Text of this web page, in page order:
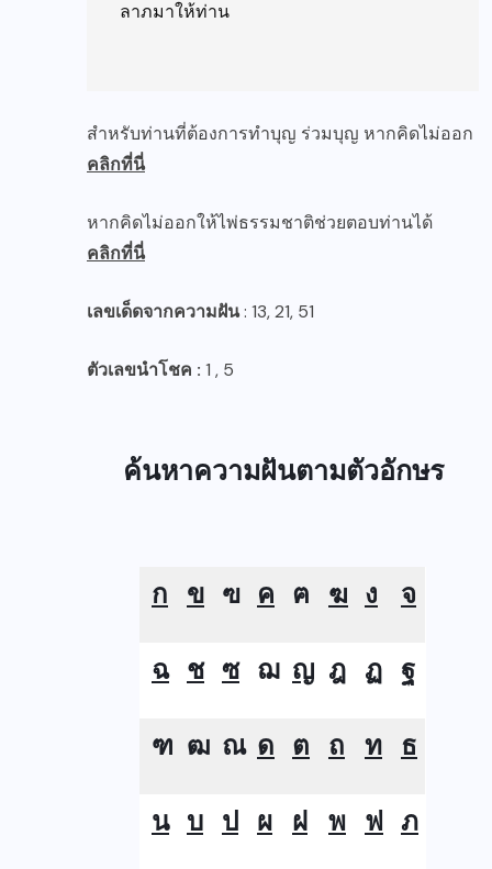
ลาภมาให้ท่าน
สำหรับท่านที่ต้องการทำบุญ ร่วมบุญ หากคิดไม่ออก
คลิกที่นี่
หากคิดไม่ออกให้ไพ่ธรรมชาติช่วยตอบท่านได้
คลิกที่นี่
เลขเด็ดจากความฝัน: 13, 21, 51
ตัวเลขนำโชค : 1 , 5
ค้นหาความฝันตามตัวอักษร
ก ข ฃ ค ฅ ฆ ง จ
ฉ ช ซ ฌ ญ ฎ ฏ ฐ
ฑ ฒ ณ ด ต ถ ท ธ
น บ ป ผ ฝ พ ฟ ภ